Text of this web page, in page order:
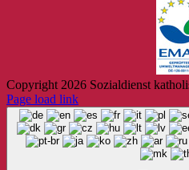
Copyright 2026 Sozialdienst
Page load link